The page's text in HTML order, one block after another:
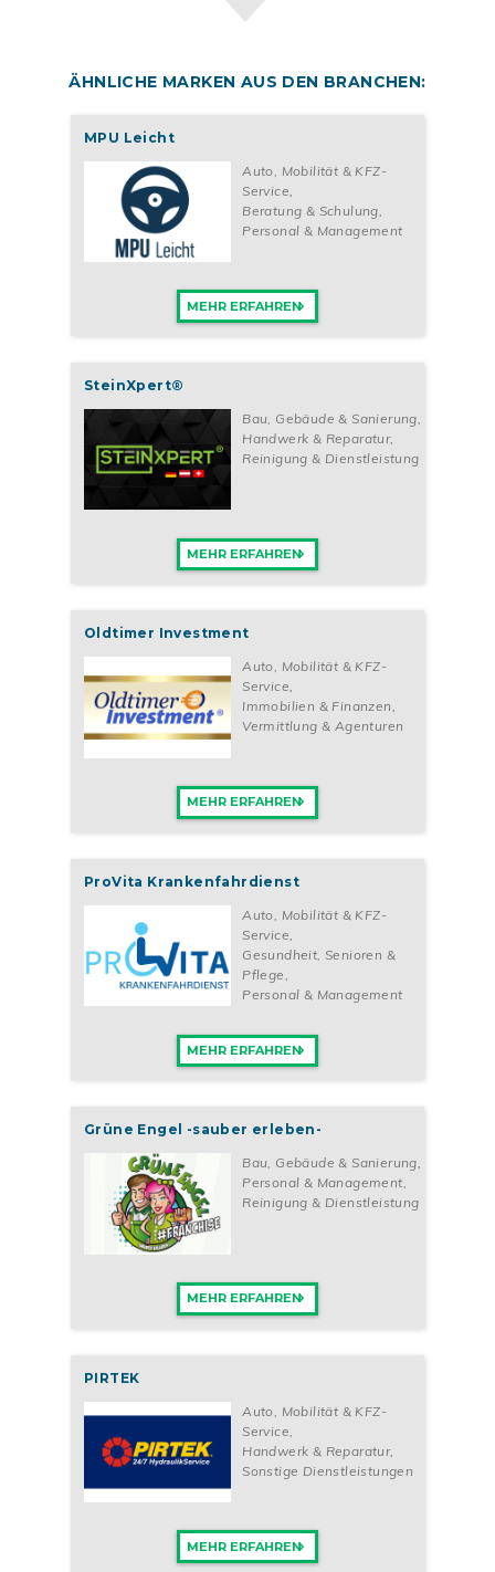
ÄHNLICHE MARKEN AUS DEN BRANCHEN:
MPU Leicht
Auto, Mobilität & KFZ-
Service
Beratung & Schulung
Personal & Management
MEHR ERFAHREN
SteinXpert®
Bau, Gebäude & Sanierung
Handwerk & Reparatur,
Reinigung & Dienstleistung
MEHR ERFAHREN
Oldtimer Investment
Auto, Mobilität & KFZ-
Service,
Immobilien & Finanzen,
Vermittlung & Agenturen
MEHR ERFAHREN
ProVita Krankenfahrdienst
Auto, Mobilität & KFZ-
Service
Gesundheit, Senioren &
Pflege
Personal & Management
MEHR ERFAHREN
Grüne Engel -sauber erleben-
Bau, Gebäude & Sanierung,
Personal & Management,
Reinigung & Dienstleistung
MEHR ERFAHREN
PIRTEK
Auto, Mobilität & KFZ-
Service
Handwerk & Reparatur,
Sonstige Dienstleistungen
MEHR ERFAHREN